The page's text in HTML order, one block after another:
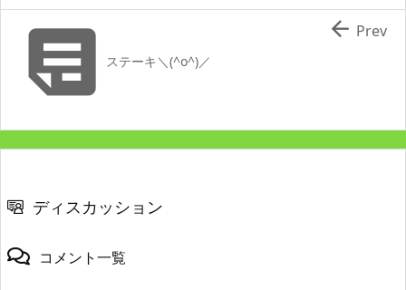
ステーキ＼(^o^)／
 Prev
ディスカッション
コメント一覧